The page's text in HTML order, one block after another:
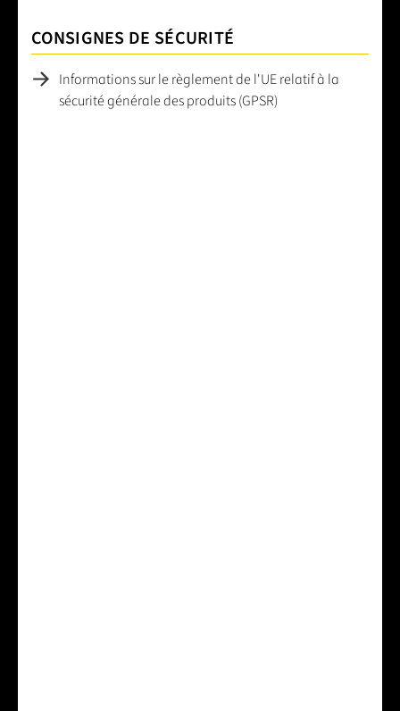
CONSIGNES DE SÉCURITÉ
Informations sur le règlement de l'UE relatif à la
sécurité générale des produits (GPSR)